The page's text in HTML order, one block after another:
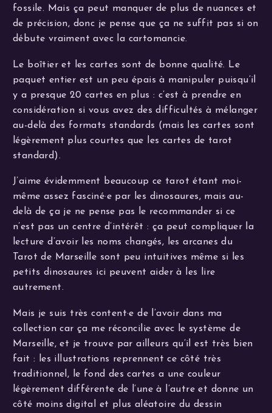
fossile. Mais ça peut manquer de plus de nuances et
de précision, donc je pense que ça ne suffit pas si on
débute vraiment avec la cartomancie.
Le boîtier et les cartes sont de bonne qualité. Le
paquet entier est un peu épais à manipuler puisqu’il
y a presque 20 cartes en plus : c’est à prendre en
considération si vous avez des difficultés à mélanger
au-delà des formats standards (mais les cartes sont
légèrement plus courtes que les cartes de tarot
standard).
J’aime évidemment beaucoup ce tarot étant moi-
même assez fasciné·e par les dinosaures, mais au-
delà de ça je ne pense pas le recommander si ce
n’est pas un centre d’intérêt : ça peut compliquer la
lecture d’avoir les noms changés, les arcanes du
Tarot de Marseille sont peu intuitives même si les
petits dinosaures ici peuvent aider à les lire
autrement.
Mais je suis très content·e de l’avoir dans ma
collection car ça me réconcilie avec le système de
Marseille, et je trouve par ailleurs qu’il est très bien
fait : les illustrations reprennent ce côté très
traditionnel, le fond des cartes a une couleur
légèrement différente de l’une à l’autre et donne un
côté moins digital et plus aléatoire du dessin